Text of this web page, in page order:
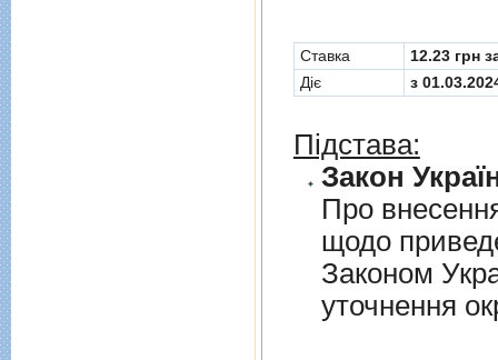
Cтавка
12.23 грн
Діє
з
Підстава:
Закон
Про
щодо
Законом
уточнення